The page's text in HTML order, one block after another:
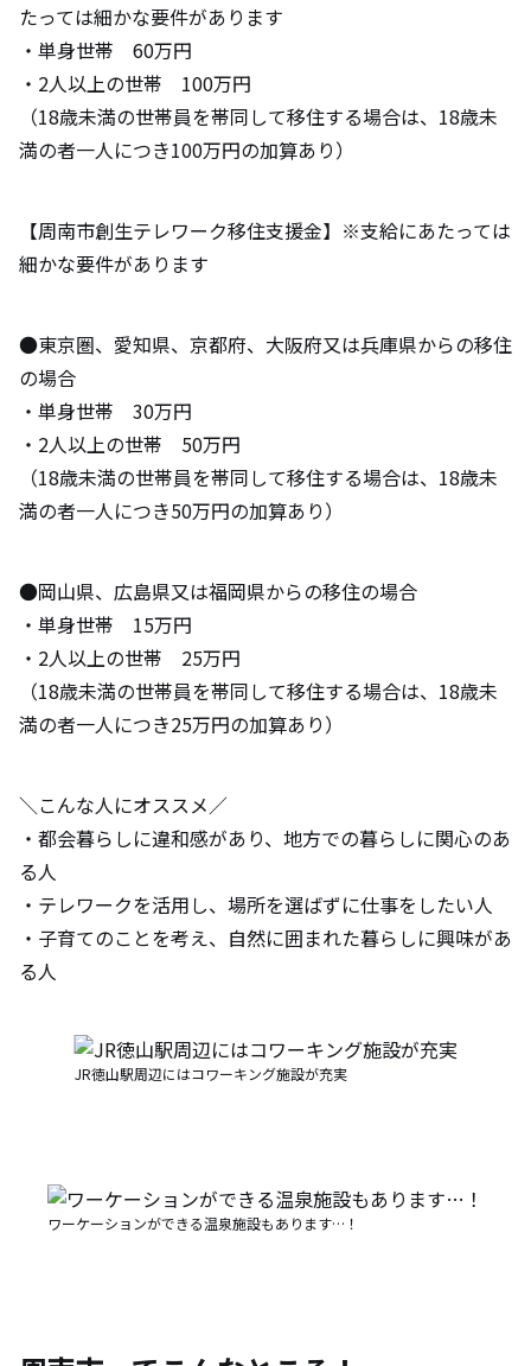
たっては細かな要件があります
・単身世帯 60万円
・2人以上の世帯 100万円
（18歳未満の世帯員を帯同して移住する場合は、18歳未
満の者一人につき100万円の加算あり）
【周南市創生テレワーク移住支援金】※支給にあたっては
細かな要件があります
●東京圏、愛知県、京都府、大阪府又は兵庫県からの移住
の場合
・単身世帯 30万円
・2人以上の世帯 50万円
（18歳未満の世帯員を帯同して移住する場合は、18歳未
満の者一人につき50万円の加算あり）
●岡山県、広島県又は福岡県からの移住の場合
・単身世帯 15万円
・2人以上の世帯 25万円
（18歳未満の世帯員を帯同して移住する場合は、18歳未
満の者一人につき25万円の加算あり）
＼こんな人にオススメ／
・都会暮らしに違和感があり、地方での暮らしに関心のあ
る人
・テレワークを活用し、場所を選ばずに仕事をしたい人
・子育てのことを考え、自然に囲まれた暮らしに興味があ
る人
JR徳山駅周辺にはコワーキング施設が充実
ワーケーションができる温泉施設もあります…！